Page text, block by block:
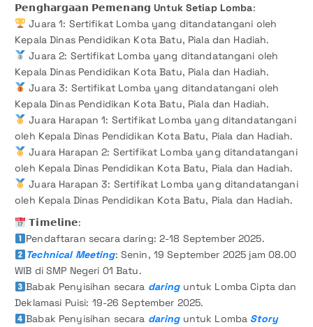
𝗣𝗲𝗻𝗴𝗵𝗮𝗿𝗴𝗮𝗮𝗻 𝗣𝗲𝗺𝗲𝗻𝗮𝗻𝗴 Untuk Setiap Lomba:
Juara 1: Sertifikat Lomba yang ditandatangani oleh
Kepala Dinas Pendidikan Kota Batu, Piala dan Hadiah.
Juara 2: Sertifikat Lomba yang ditandatangani oleh
Kepala Dinas Pendidikan Kota Batu, Piala dan Hadiah.
Juara 3: Sertifikat Lomba yang ditandatangani oleh
Kepala Dinas Pendidikan Kota Batu, Piala dan Hadiah.
Juara Harapan 1: Sertifikat Lomba yang ditandatangani
oleh Kepala Dinas Pendidikan Kota Batu, Piala dan Hadiah.
Juara Harapan 2: Sertifikat Lomba yang ditandatangani
oleh Kepala Dinas Pendidikan Kota Batu, Piala dan Hadiah.
Juara Harapan 3: Sertifikat Lomba yang ditandatangani
oleh Kepala Dinas Pendidikan Kota Batu, Piala dan Hadiah.
𝗧𝗶𝗺𝗲𝗹𝗶𝗻𝗲:
Pendaftaran secara daring: 2-18 September 2025.
Technical Meeting: Senin, 19 September 2025 jam 08.00
WIB di SMP Negeri 01 Batu.
Babak Penyisihan secara daring untuk Lomba Cipta dan
Deklamasi Puisi: 19-26 September 2025.
Babak Penyisihan secara daring untuk Lomba Story